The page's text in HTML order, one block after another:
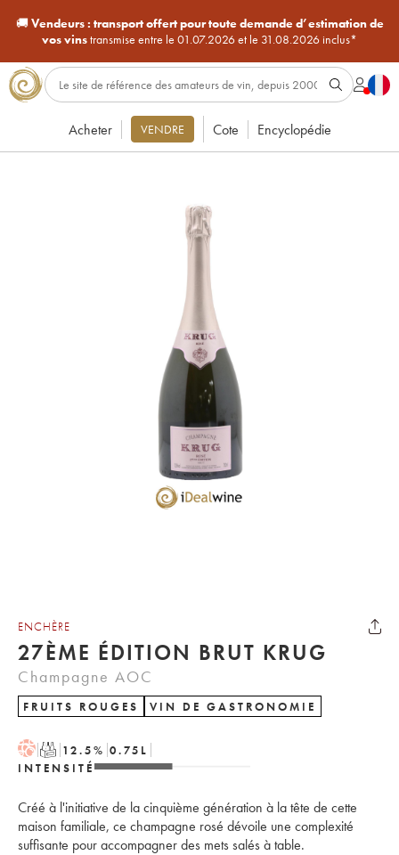
🚚Vendeurs : transport offert pour toute demande d’estimation de
vos vinstransmise entre le 01.07.2026 et le 31.08.2026 inclus*
Acheter VENDRE Cote Encyclopédie
ENCHÈRE
27ÈME ÉDITION BRUT KRUG
Champagne AOC
FRUITS ROUGES VIN DE GASTRONOMIE
HT 12.5% 0.75 L
INTENSITÉ
Créé à l'initiative de la cinquième génération à la tête de cette
maison familiale, ce champagne rosé dévoile une complexité
suffisante pour accompagner des mets salés à table.